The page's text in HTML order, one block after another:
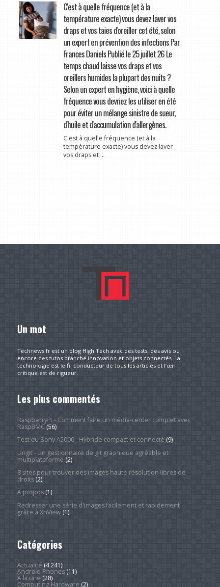
C'est à quelle fréquence (et à la
température exacte) vous devez laver vos
draps et vos taies d'oreiller cet été, selon
un expert en prévention des infections Par
Frances Daniels Publié le 25 juillet 26 Le
temps chaud laisse vos draps et vos
oreillers humides la plupart des nuits ?
Selon un expert en hygiène, voici à quelle
fréquence vous devriez les utiliser en été
pour éviter un mélange sinistre de sueur,
d'huile et d'accumulation d'allergènes.
C'est à quelle fréquence (et à la
température exacte) vous devez laver
vos draps et ...
Un mot
Technews.fr est un blog High Tech avec des tests, des avis ou
encore des tutos branché innovation et objets connectés. La
technologie est le fil conducteur de tous les articles et l’œil
critique est de rigueur.
Les plus commentés
RaspberryPi - Comment faire un média-center complet avec
RaspBMC(56)
Test du Sony A5000 - Hybride compact et connecté (9)
Ungit - Un gestionnaire de git graphique agréable et
multiplateforme (2)
8 sites pour trouver des images haute résolution libres de
droits(2)
À propos(1)
Redresser une série d'images facilement et rapidement
grâce à XnView(1)
Catégories
Actualité (4 241)
Android Phones(11)
À la une (28)
Computing Hardware (2)